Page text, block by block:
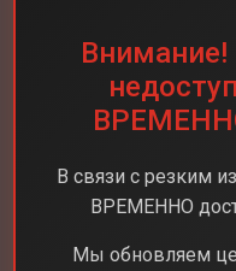
В связи с резким
ВРЕМЕННО
Мы обновляем